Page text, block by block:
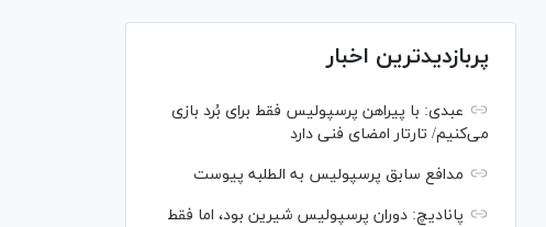
پربازدیدترین اخبار
عبدی: با پیراهن پرسپولیس فقط برای بُرد بازی
می‌کنیم/ تارتار امضای فنی دارد
مدافع سابق پرسپولیس به الطلبه پیوست
پانادیچ: دوران پرسپولیس شیرین بود، اما فقط